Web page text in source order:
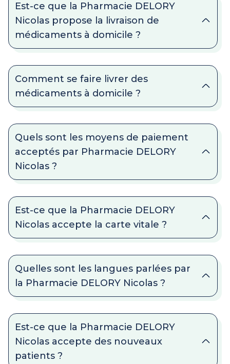
Est-ce que la Pharmacie DELORY
Nicolas propose la livraison de
médicaments à domicile ?
Comment se faire livrer des
médicaments à domicile ?
Quels sont les moyens de paiement
acceptés par Pharmacie DELORY
Nicolas ?
Est-ce que la Pharmacie DELORY
Nicolas accepte la carte vitale ?
Quelles sont les langues parlées par
la Pharmacie DELORY Nicolas ?
Est-ce que la Pharmacie DELORY
Nicolas accepte des nouveaux
patients ?